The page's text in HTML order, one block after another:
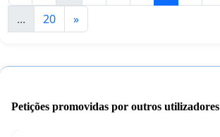
...
20 »
Petições promovidas por outros utilizadores